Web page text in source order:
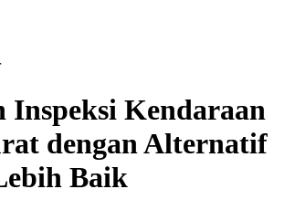
Inspeksi Kendaraan
dengan Alternatif
Baik